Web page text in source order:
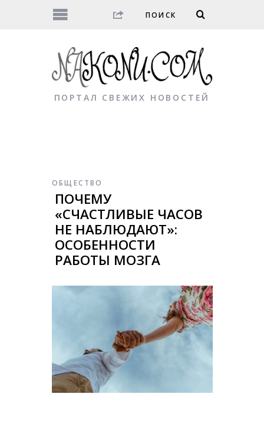
ПОРТАЛ СВЕЖИХ НОВОСТЕЙ
ОБЩЕСТВО
ПОЧЕМУ
«СЧАСТЛИВЫЕ ЧАСОВ
НЕ НАБЛЮДАЮТ»:
ОСОБЕННОСТИ
РАБОТЫ МОЗГА